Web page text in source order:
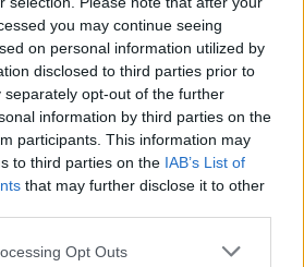
you may continue seeing
on personal information utilized by
disclosed to third parties prior to
separately opt-out of the further
information by third parties on the
participants. This information may
to third parties on the IAB’s List of
that may further disclose it to other
Opt Outs
til at spærre øjnene
det syn, flere mødte ved
om en haj.
fra Nordsøen